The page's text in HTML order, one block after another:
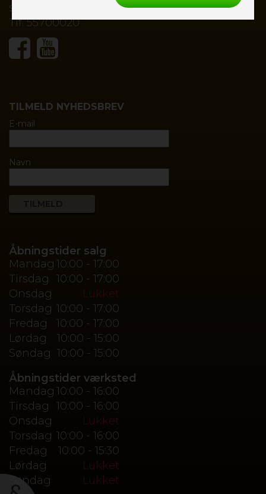
salg@slagelsecamping.dk
Tlf.55700020
TILMELD NYHEDSBREV
E-mail
Navn
Åbningstider salg
Mandag 10:00 - 17:00
Tirsdag
10:00 - 17:00
Onsdag
Lukket
Torsdag 10:00 - 17:00
Fredag
10:00 - 17:00
Lørdag
10:00 - 15:00
Søndag 10:00 - 15:00
Åbningstider værksted
Mandag 10:00 - 16:00
Tirsdag
10:00 - 16:00
Onsdag
Lukket
Torsdag 10:00 - 16:00
Fredag
10:00 - 15:30
Lørdag
Lukket
Søndag
Lukket